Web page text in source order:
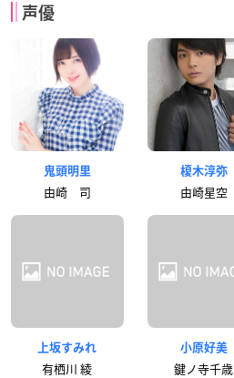
声優
鬼頭明里
由崎 司
榎木淳弥
由崎星空
上坂すみれ
有栖川 綾
小原好美
鍵ノ寺千歳